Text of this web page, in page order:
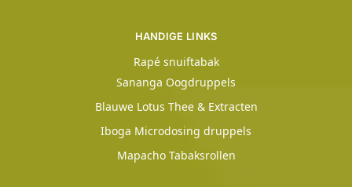
HANDIGE LINKS
Rapé snuiftabak
Sananga Oogdruppels
Blauwe Lotus Thee & Extracten
Iboga Microdosing druppels
Mapacho Tabaksrollen